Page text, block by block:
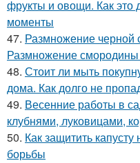
фрукты и овощи. Как это
моменты
47. Размножение черной
Размножение
48. Стоит ли мыть
дома. Как долго не
49. Весенние работы в
клубнями, луковицами,
50. Как защитить
борьбы